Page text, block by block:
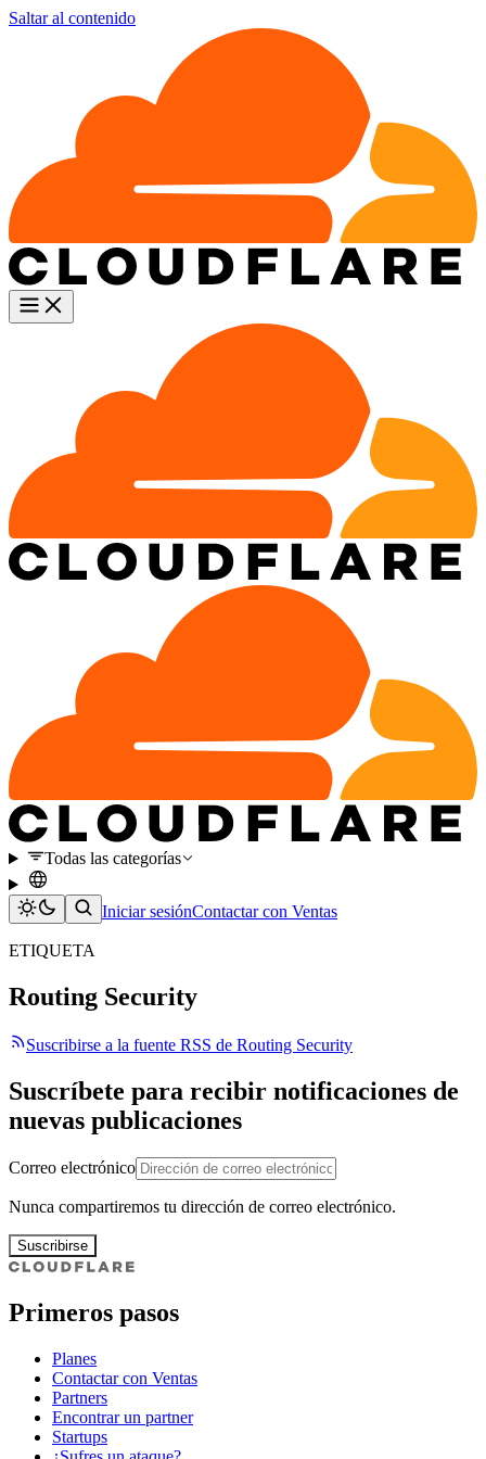
Saltar al contenido
Todas las categorías
Iniciar sesiónContactar con Ventas
ETIQUETA
Routing Security
Suscribirse a la fuente RSS de Routing Security
Suscríbete para recibir notificaciones de
nuevas publicaciones
Correo electrónico
Nunca compartiremos tu dirección de correo electrónico.
Suscribirse
Primeros pasos
Planes
Contactar con Ventas
Partners
Encontrar un partner
Startups